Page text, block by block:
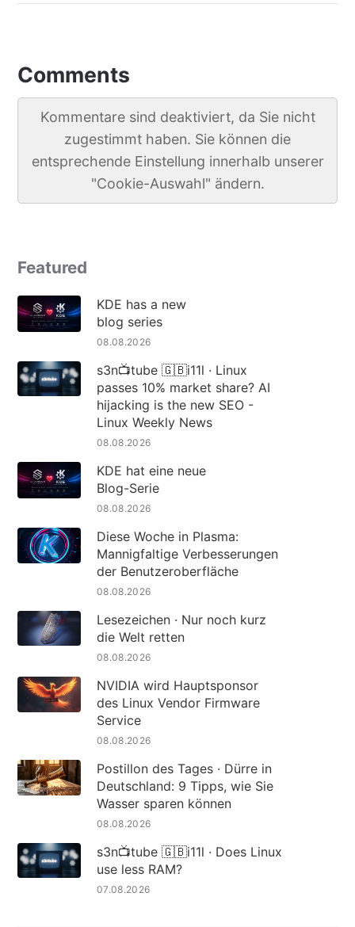
Comments
Kommentare sind deaktiviert, da Sie nicht
zugestimmt haben. Sie können die
entsprechende Einstellung innerhalb unserer
"Cookie-Auswahl" ändern.
Featured
KDE has a new
blog series
08.08.2026
s3n📺tube 🇬🇧i11l · Linux
passes 10% market share? AI
hijacking is the new SEO -
Linux Weekly News
08.08.2026
KDE hat eine neue
Blog-Serie
08.08.2026
Diese Woche in Plasma:
Mannigfaltige Verbesserungen
der Benutzeroberfläche
08.08.2026
Lesezeichen · Nur noch kurz
die Welt retten
08.08.2026
NVIDIA wird Hauptsponsor
des Linux Vendor Firmware
Service
08.08.2026
Postillon des Tages · Dürre in
Deutschland: 9 Tipps, wie Sie
Wasser sparen können
08.08.2026
s3n📺tube 🇬🇧i11l · Does Linux
use less RAM?
07.08.2026